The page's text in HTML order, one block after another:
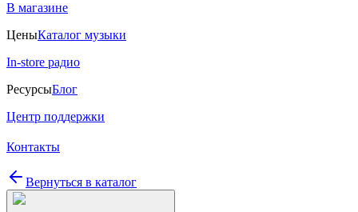
В магазине
ЦеныКаталог музыки
In-store радио
РесурсыБлог
Центр поддержки
Контакты
Вернуться в каталог